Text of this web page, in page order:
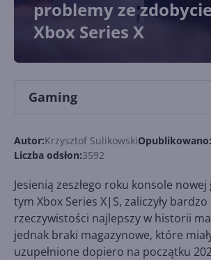
problemy ze
Xbox Series X
Gaming
Autor:Krzysztof SulikowskiOpublikowano:
Liczba odsłon:3592
Jesienią zeszłego roku konsole
tym Xbox Series X|S, zaliczyły
rzeczywistości najlepszy w historii
jednak braki magazynowe, które
uzupełnione dopiero na początku